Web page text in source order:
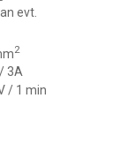
evt.
2
3A
/ 1 min